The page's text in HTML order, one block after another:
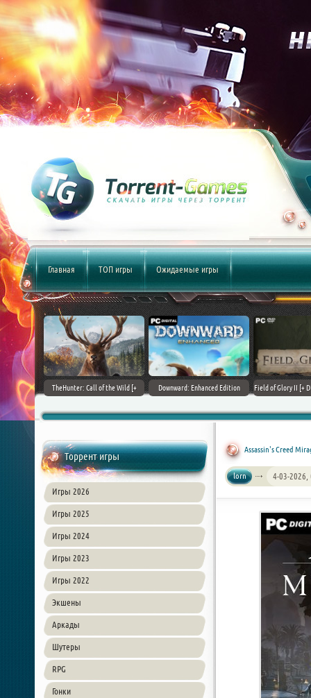
Главная ТОП игры Ожидаемые игры
(2017)
TheHunter: Call of the Wild [+
Downward: Enhanced Edition
Field of Glory II [+
Торрент игры
Игры 2026
Игры 2025
Игры 2024
Игры 2023
Игры 2022
Экшены
Аркады
Шутеры
RPG
Гонки
Assassin's Creed
lorn 4-03-2026,